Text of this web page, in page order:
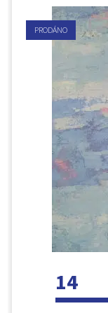
PRODÁNO
14